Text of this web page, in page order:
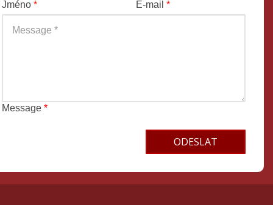
Jméno * E-mail *
Message *